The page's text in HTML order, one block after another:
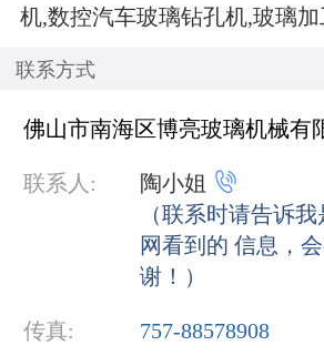
机,数控汽车玻璃钻孔机,玻璃
联系方式
佛山市南海区博亮玻璃机械有
联系人: 陶小姐 
（联系时请告诉
网看到的 信息，
谢！）
传真: 757-88578908